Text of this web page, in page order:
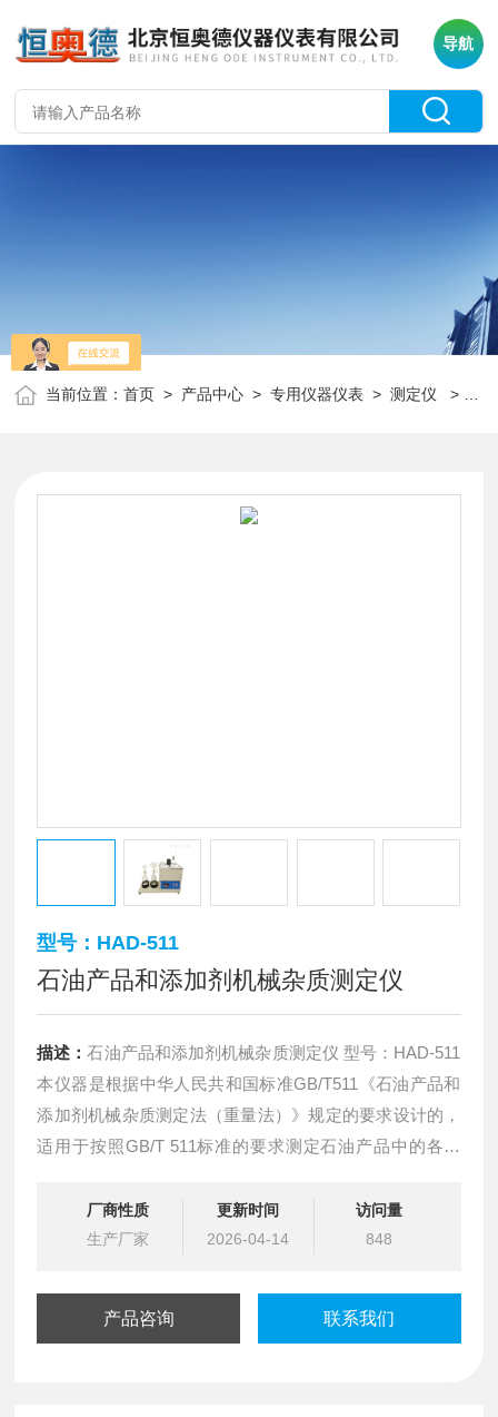
导航
当前位置：首页 > 产品中心 >专用仪器仪表 >测定仪 > HAD-511石油产品和添加剂机械杂质测定仪
型号：HAD-511
石油产品和添加剂机械杂质测定仪
描述：石油产品和添加剂机械杂质测定仪 型号：HAD-511
本仪器是根据中华人民共和国标准GB/T511《石油产品和
添加剂机械杂质测定法（重量法）》规定的要求设计的，
适用于按照GB/T 511标准的要求测定石油产品中的各类
厂商性质
生产厂家
更新时间
2026-04-14
访问量
848
产品咨询 联系我们